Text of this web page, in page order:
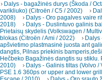
Dalys - bagažinės durys (Škoda /
varikliuko) (Citroën / C5 / 2002)
2008)
Dalys - Oro pagalves vaire
2018)
Dalys - Duslintuvo galinis
Prietaisų skydelis (Volkswagen /
blokas (Citroën / Ami / 2022)
Dalys
apšvietimo plastmasinė juosta ant
dangtis, Pilnas priekinis
Hečbeko Bagažinės dangtis su
2010)
Dalys - Galinis tiltas (Volvo /
PSE 1.6 360ps or upper and lower